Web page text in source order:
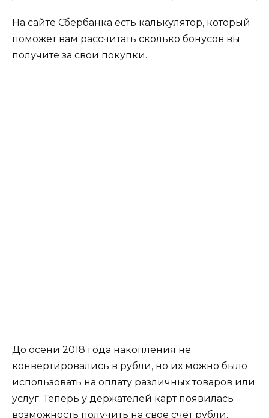
На сайте Сбербанка есть калькулятор, который
поможет вам рассчитать сколько бонусов вы
получите за свои покупки.
До осени 2018 года накопления не
конвертировались в рубли, но их можно было
использовать на оплату различных товаров или
услуг. Теперь у держателей карт появилась
возможность получить на своё счёт рубли,